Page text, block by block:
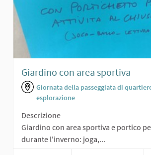
Giardino con area sportiva
Giornata della passeggiata di
esplorazione
Descrizione
Giardino con area sportiva e portico
durante l'inverno: joga,...